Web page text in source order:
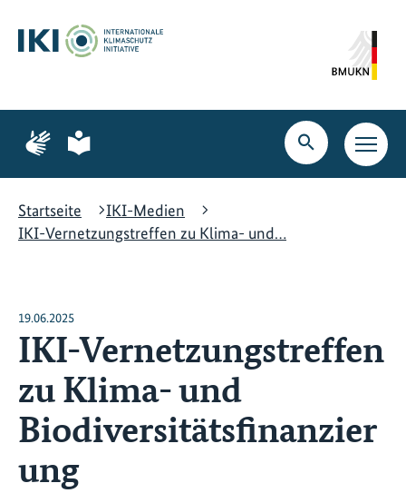
Hauptinhalt
springen
Suche
springen
Hauptnavigation
springen
Zur
Seite
Gebärdensprache
Zur
Seite
leichte
Suche
öffnen
Startseite
IKI-Medien
IKI-Vernetzungstreffen zu Klima- und…
19.06.2025
IKI-Vernetzungstreffen
zu Klima- und
Biodiversitätsfinanzier
ung